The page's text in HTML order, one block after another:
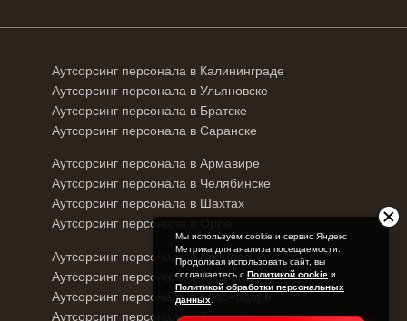
Мы используем cookie и сервис Яндекс
Метрика для анализа посещаемости.
Продолжая использовать сайт, вы
соглашаетесь с Политикой cookie и
Политикой обработки персональных
данных
Аутсорсинг персонала в Калининграде
Аутсорсинг персонала в Ульяновске
Аутсорсинг персонала в Братске
Аутсорсинг персонала в Саранске
Аутсорсинг персонала в Армавире
Аутсорсинг персонала в Челябинске
Аутсорсинг персонала в Шахтах
Аутсорсинг персонала в Орле
Аутсорсинг персонала в Иваново
Аутсорсинг персонала в Сызрани
Аутсорсинг персонала в Краснодаре
Аутсорсинг персонала в Тольятти